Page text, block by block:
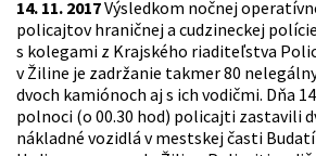
14. 11. 2017Výsledkom nočnej
policajtov hraničnej a cudzineckej
s kolegami z Krajského riaditeľstva
v Žiline je zadržanie takmer 80
dvoch kamiónoch aj s ich vodičmi. Dňa
polnoci (o 00.30 hod) policajti zastavili
nákladné vozidlá v mestskej časti